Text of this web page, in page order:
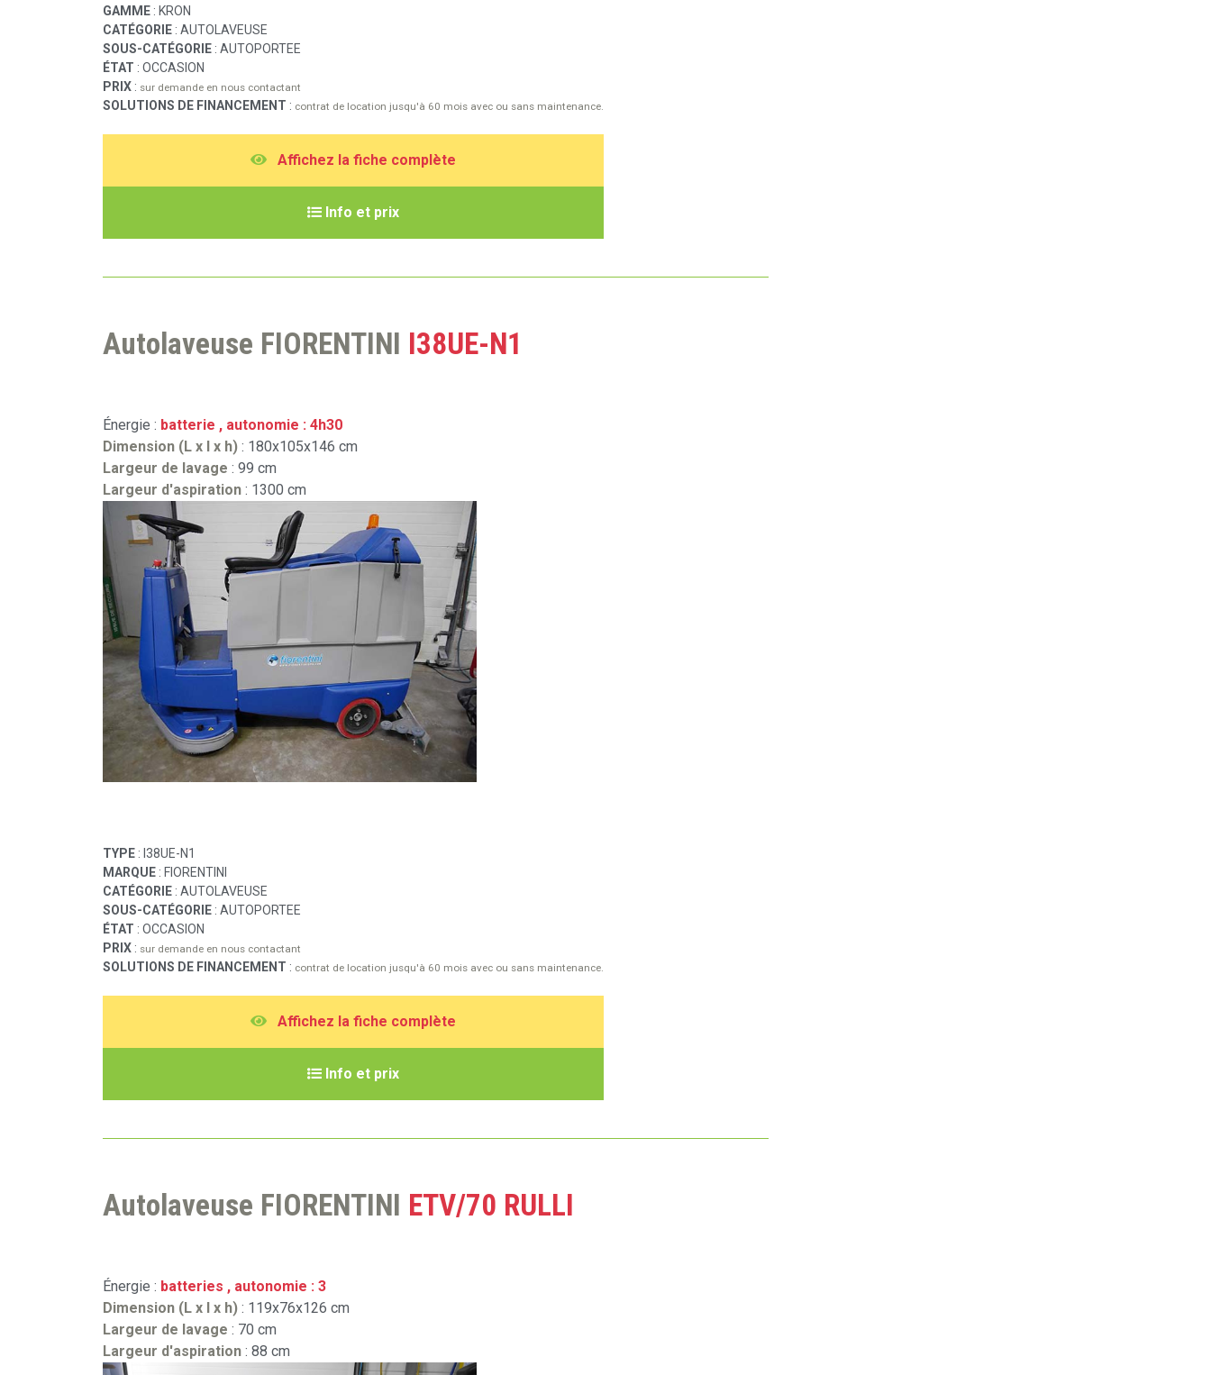
GAMME : KRON
CATÉGORIE : AUTOLAVEUSE
SOUS-CATÉGORIE : AUTOPORTEE
ÉTAT : OCCASION
PRIX : sur demande en nous contactant
SOLUTIONS DE FINANCEMENT : contrat de location jusqu'à 60 mois avec ou sans maintenance.
Affichez la fiche complète
Info et prix
Autolaveuse FIORENTINI I38UE-N1
Énergie : batterie , autonomie : 4h30
Dimension (L x l x h) : 180x105x146 cm
Largeur de lavage : 99 cm
Largeur d'aspiration : 1300 cm
TYPE : I38UE-N1
MARQUE : FIORENTINI
CATÉGORIE : AUTOLAVEUSE
SOUS-CATÉGORIE : AUTOPORTEE
ÉTAT : OCCASION
PRIX : sur demande en nous contactant
SOLUTIONS DE FINANCEMENT : contrat de location jusqu'à 60 mois avec ou sans maintenance.
Affichez la fiche complète
nfo et prix
Autolaveuse FIORENTINI ETV/70 RULLI
Énergie : batteries , autonomie : 3
Dimension (L x l x h) : 119x76x126 cm
Largeur de lavage : 70 cm
Largeur d'aspiration : 88 cm